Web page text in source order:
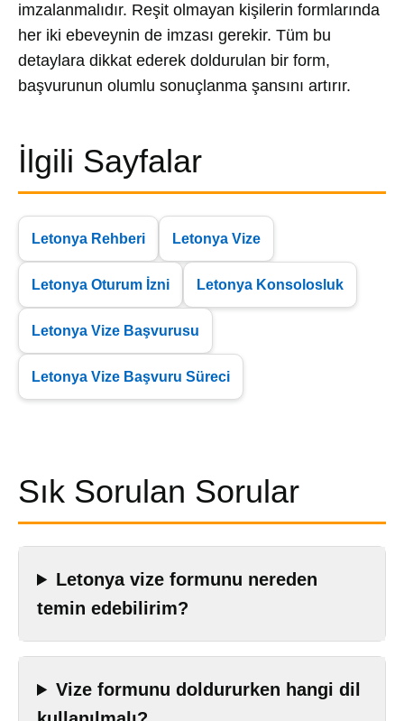
imzalanmalıdır. Reşit olmayan kişilerin formlarında
her iki ebeveynin de imzası gerekir. Tüm bu
detaylara dikkat ederek doldurulan bir form,
başvurunun olumlu sonuçlanma şansını artırır.
İlgili Sayfalar
Letonya Rehberi Letonya Vize
Letonya Oturum İzni Letonya Konsolosluk
Letonya Vize Başvurusu
Letonya Vize Başvuru Süreci
Sık Sorulan Sorular
Letonya vize formunu nereden
temin edebilirim?
Vize formunu doldururken hangi dil